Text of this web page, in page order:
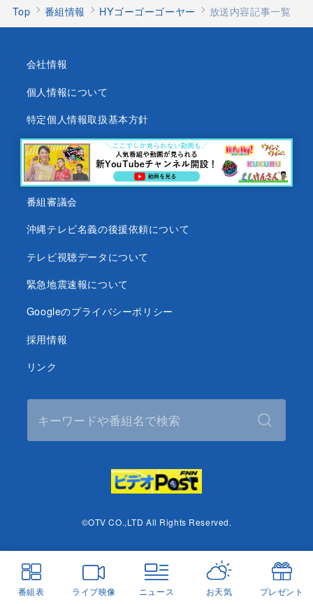
番組表 ライブ映像 ニュース お天気 プレゼント
Top 番組情報 HYゴーゴーゴーヤー 放送内容記事一覧
会社情報
個人情報について
特定個人情報取扱基本方針
沖縄テレビ放送基準
沖縄県内放送局一覧
番組審議会
沖縄テレビ名義の後援依頼について
テレビ視聴データについて
緊急地震速報について
Googleのプライバシーポリシー
採用情報
リンク
©OTV CO.,LTD All Rights Reserved.